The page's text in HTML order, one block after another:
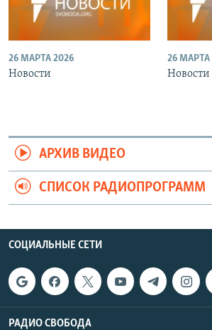
26 МАРТА 2026
Новости
26 МАРТА
Новости
АРХИВ ВИДЕО
СПИСОК РАДИОПРОГРАММ
СОЦИАЛЬНЫЕ СЕТИ
РАДИО СВОБОДА